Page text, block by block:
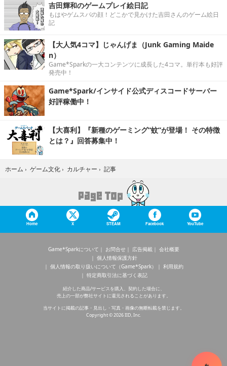
吉田輝和のゲームプレイ絵日記
もはやゲムスパの顔！どこかで見かけた吉田さんのゲーム絵日
記
【大人気4コマ】じゃんげま（Junk Gaming Maide
n）
Game*Sparkの一大コンテンツに成長した4コマ。単行本も好評
発売中！
Game*Spark/インサイド公式ディスコードサーバー
好評稼働中！
【大喜利】『新種のゲーミング“蚊”が登場！ その特徴
とは？』回答募集中！
ホーム › ゲーム文化 › カルチャー › 記事
Home X STEAM Facebook YouTube
Game*Sparkについて お問合せ 広告掲載
会社概要
個人情報保護方針
個人情報の取り扱いについて（Game*Spark）
利用規約
特定商取引法に基づく表記
紹介した商品/サービスを購入、契約した場合に、
売上の一部が弊社サイトに還元されることがあります。
当サイトに掲載の記事・見出し・写真・画像の無断転載を禁じます。
Copyright © 2026 IID, Inc.